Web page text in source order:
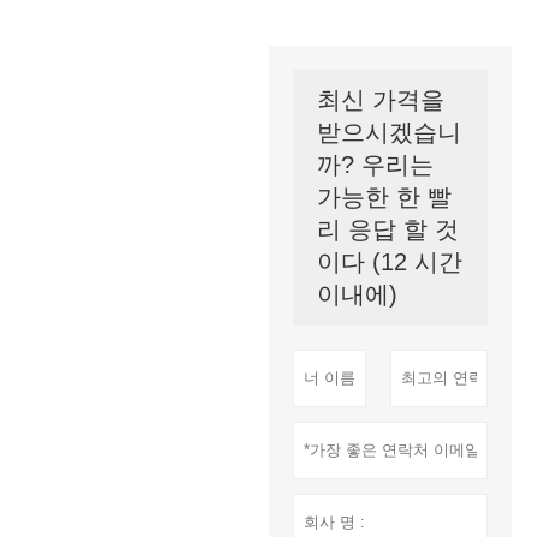
최신 가격을
받으시겠습니
까? 우리는
가능한 한 빨
리 응답 할 것
이다 (12 시간
이내에)